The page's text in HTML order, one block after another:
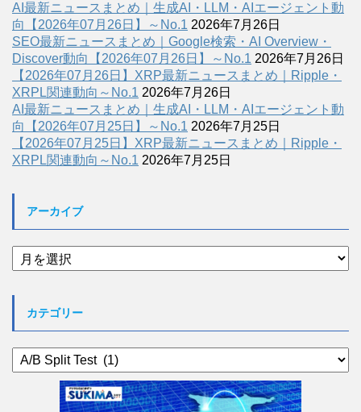
AI最新ニュースまとめ｜生成AI・LLM・AIエージェント動
向【2026年07月26日】～No.1 2026年7月26日
SEO最新ニュースまとめ｜Google検索・AI Overview・
Discover動向【2026年07月26日】～No.1 2026年7月26日
【2026年07月26日】XRP最新ニュースまとめ｜Ripple・
XRPL関連動向～No.1 2026年7月26日
AI最新ニュースまとめ｜生成AI・LLM・AIエージェント動
向【2026年07月25日】～No.1 2026年7月25日
【2026年07月25日】XRP最新ニュースまとめ｜Ripple・
XRPL関連動向～No.1 2026年7月25日
アーカイブ
ア
ー
カテゴリー
カ
テ